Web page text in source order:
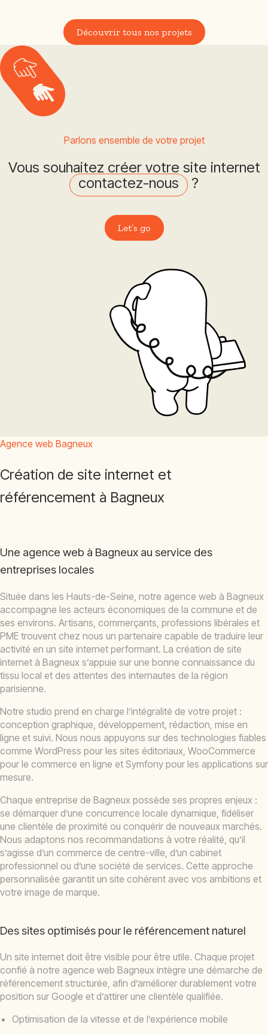
Découvrir tous nos projets
Parlons ensemble de votre projet
Vous souhaitez créer votre site internet
contactez-nous
?
Let’s go
Agence web Bagneux
Création de site internet et
référencement à Bagneux
Une agence web à Bagneux au service des
entreprises locales
Située dans les Hauts-de-Seine, notre agence web à Bagneux
accompagne les acteurs économiques de la commune et de
ses environs. Artisans, commerçants, professions libérales et
PME trouvent chez nous un partenaire capable de traduire leur
activité en un site internet performant. La création de site
internet à Bagneux s’appuie sur une bonne connaissance du
tissu local et des attentes des internautes de la région
parisienne.
Notre studio prend en charge l’intégralité de votre projet :
conception graphique, développement, rédaction, mise en
ligne et suivi. Nous nous appuyons sur des technologies fiables
comme WordPress pour les sites éditoriaux, WooCommerce
pour le commerce en ligne et Symfony pour les applications sur
mesure.
Chaque entreprise de Bagneux possède ses propres enjeux :
se démarquer d’une concurrence locale dynamique, fidéliser
une clientèle de proximité ou conquérir de nouveaux marchés.
Nous adaptons nos recommandations à votre réalité, qu’il
s’agisse d’un commerce de centre-ville, d’un cabinet
professionnel ou d’une société de services. Cette approche
personnalisée garantit un site cohérent avec vos ambitions et
votre image de marque.
Des sites optimisés pour le référencement naturel
Un site internet doit être visible pour être utile. Chaque projet
confié à notre agence web Bagneux intègre une démarche de
référencement structurée, afin d’améliorer durablement votre
position sur Google et d’attirer une clientèle qualifiée.
Optimisation de la vitesse et de l’expérience mobile